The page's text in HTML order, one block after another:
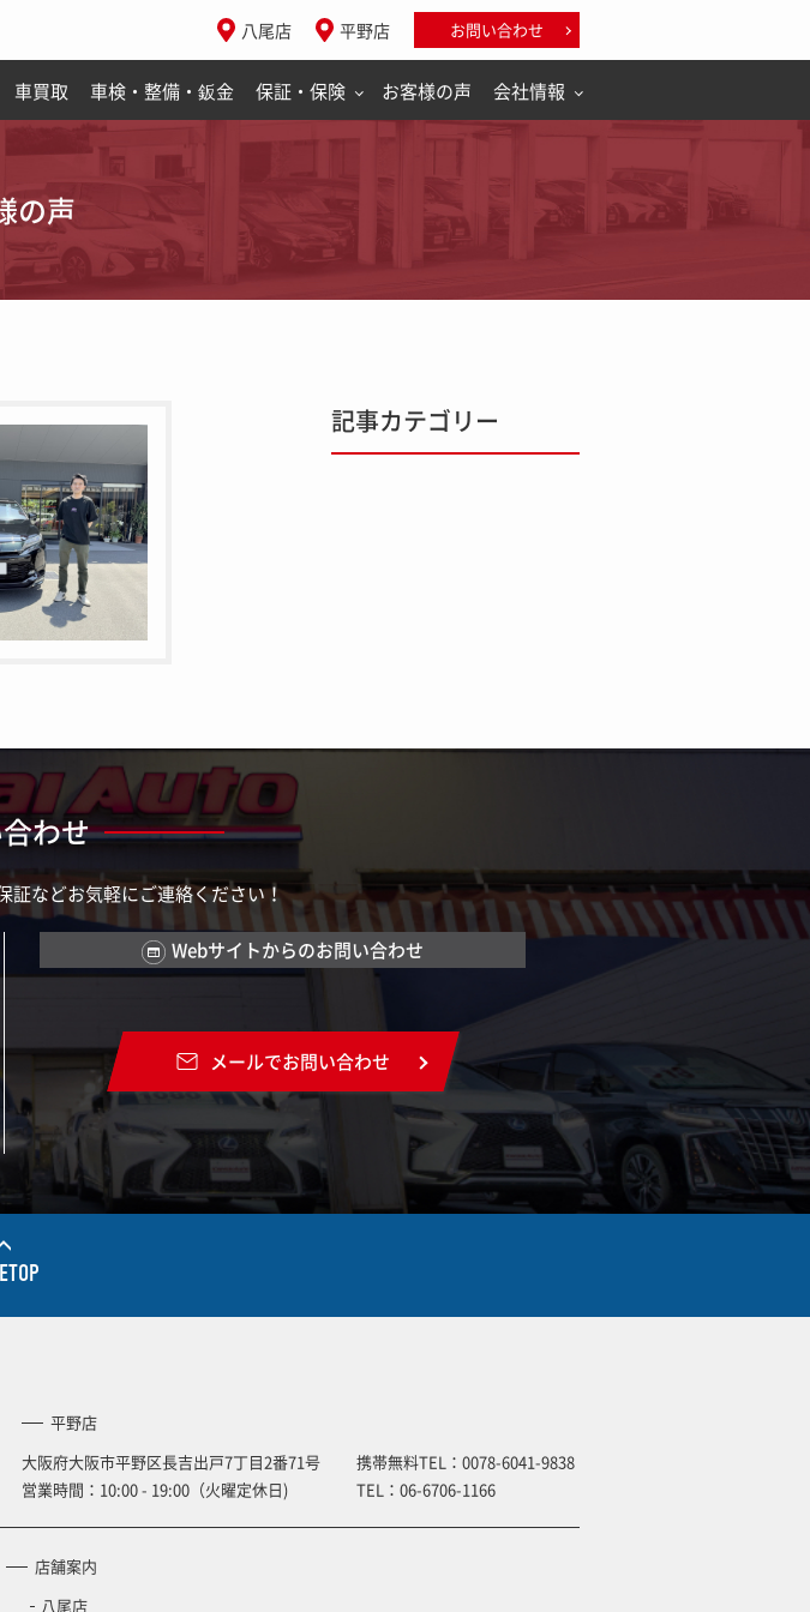
八尾店 平野店 お問い合わせ
車買取 車検・整備・鈑金 保証・保険 お客様の声 会社情報
の声
記事カテゴリー
わせ
証などお気軽にご連絡ください！
Webサイトからのお問い合わせ
メールでお問い合わせ
平野店
大阪府大阪市平野区長吉出戸7丁目2番71号
営業時間：10:00 - 19:00（火曜定休日)
携帯無料TEL： 0078-6041-9838
TEL： 06-6706-1166
店舗案内
八尾店